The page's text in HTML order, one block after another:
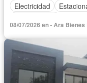
Electricidad
08/07/2026 en - Ara Bienes